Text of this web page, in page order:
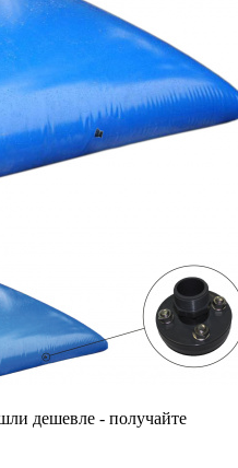
дешевле - получайте